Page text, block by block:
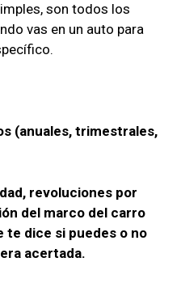
son todos los
vas en un auto para
(anuales, trimestrales,
revoluciones por
del marco del carro
te dice si puedes o no
acertada.